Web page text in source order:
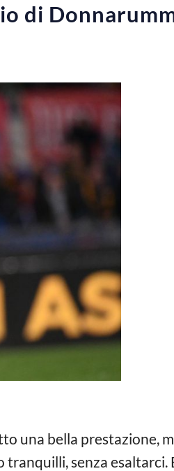
di
una bella prestazione,
senza esaltarci.